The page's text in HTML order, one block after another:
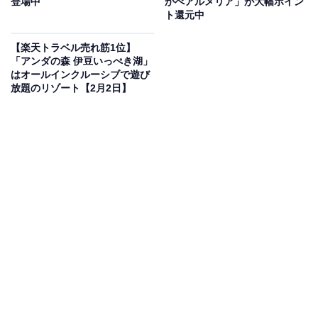
いるのは、「花巻温泉郷 新鉛温泉 結びの宿 愛隣館」で
ト還元中
【楽天トラベル売れ筋1位】
「アンダの森 伊豆いっぺき湖」
はオールインクルーシブで遊び
放題のリゾート【2月2日】